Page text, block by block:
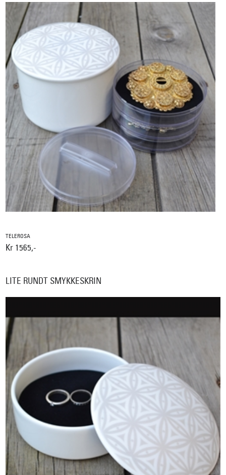
TELEROSA
Kr 1565,-
LITE RUNDT SMYKKESKRIN